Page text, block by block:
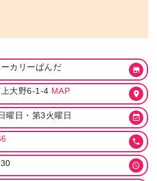
カリーぱんだ
大野6-1-4 MAP
曜日・第3火曜日